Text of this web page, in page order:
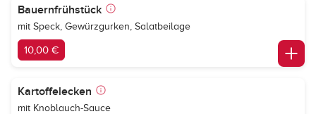
Bauernfrühstück
mit Speck, Gewürzgurken, Salatbeilage
10,00 €
Kartoffelecken
mit Knoblauch-Sauce